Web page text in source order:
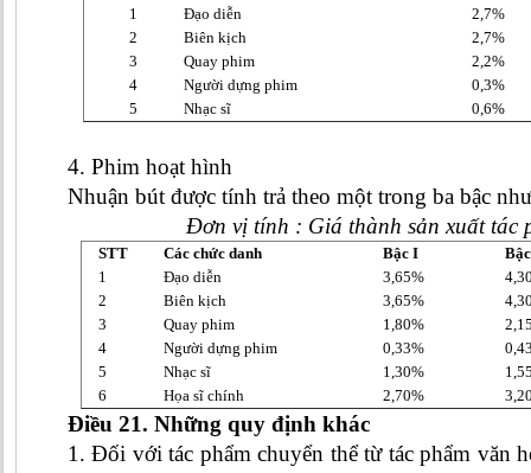
1
Đạo diễn
2,7%
2
Biên kịch
2,7%
3
Quay phim
2,2%
4
Người dựng phim
0,3%
5
Nhạc sĩ 0,6%
4. Phim hoạt hình
Nhuận bút được tính trả theo một trong ba bậc
Đơn vị tính : Giá thành sản xuất tác
STT Các chức danh Bậc I
1
Đạo diễn 3,65%
2
Biên kịch 3,65%
3
Quay phim 1,80%
4
Người dựng phim 0,33%
5
Nhạc sĩ 1,30%
6
Họa sĩ chính 2,70%
Điều 21. Những quy định khác
1. Đối với tác phẩm chuyển thể từ tác phẩm văn